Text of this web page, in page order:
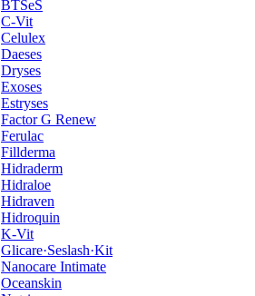
BTSeS
C‑Vit
Celulex
Daeses
Dryses
Exoses
Estryses
Factor G Renew
Ferulac
Fillderma
Hidraderm
Hidraloe
Hidraven
Hidroquin
K-Vit
Glicare·Seslash·Kit
Nanocare Intimate
Oceanskin